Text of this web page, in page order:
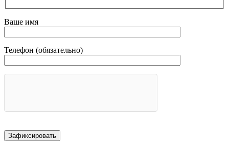
Ваше имя
Телефон (обязательно)